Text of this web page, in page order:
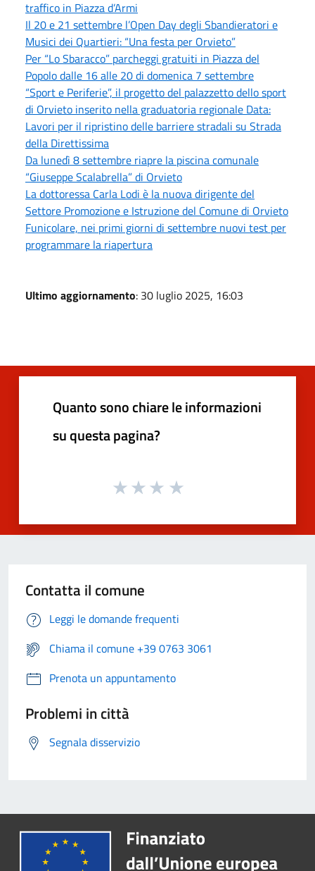
traffico in Piazza d’Armi
Il 20 e 21 settembre l’Open Day degli Sbandieratori e
Musici dei Quartieri: “Una festa per Orvieto”
Per “Lo Sbaracco” parcheggi gratuiti in Piazza del
Popolo dalle 16 alle 20 di domenica 7 settembre
“Sport e Periferie”, il progetto del palazzetto dello sport
di Orvieto inserito nella graduatoria regionale Data:
Lavori per il ripristino delle barriere stradali su Strada
della Direttissima
Da lunedì 8 settembre riapre la piscina comunale
“Giuseppe Scalabrella” di Orvieto
La dottoressa Carla Lodi è la nuova dirigente del
Settore Promozione e Istruzione del Comune di Orvieto
Funicolare, nei primi giorni di settembre nuovi test per
programmare la riapertura
Ultimo aggiornamento: 30 luglio 2025, 16:03
Quanto sono chiare le informazioni
su questa pagina?
Contatta il comune
Leggi le domande frequenti
Chiama il comune +39 0763 3061
Prenota un appuntamento
Problemi in città
Segnala disservizio